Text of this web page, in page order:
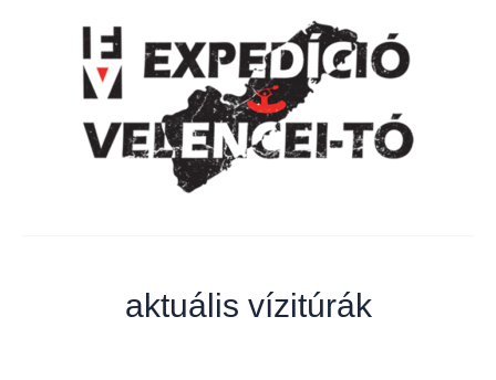
aktuális vízitúrák